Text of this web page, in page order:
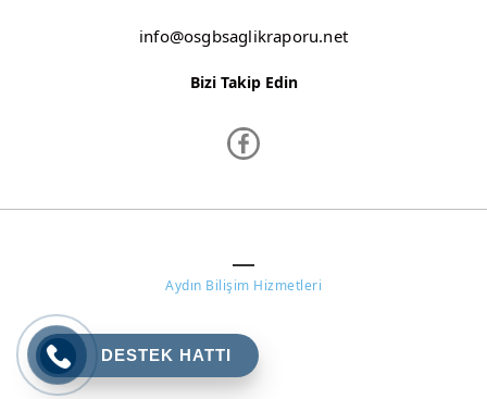
YOZGAT
ZONGULDAK
DESTEK HATTI
info@osgbsaglikraporu.net
Bizi Takip Edin
Aydın Bilişim Hizmetleri